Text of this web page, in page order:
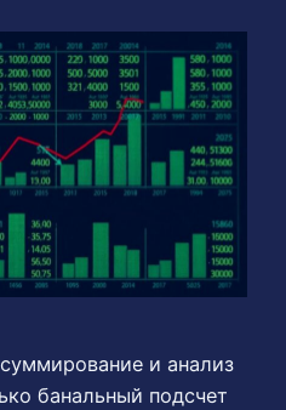
и анализ
банальный подсчет